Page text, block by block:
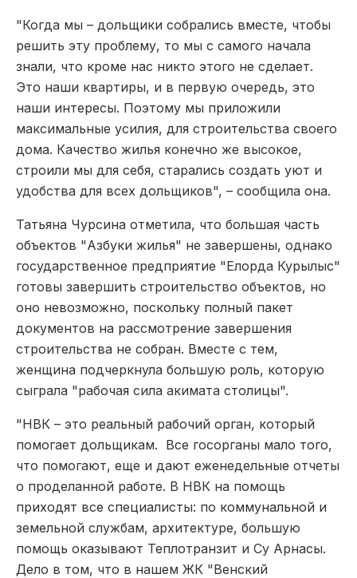
"Когда мы – дольщики собрались вместе, чтобы
решить эту проблему, то мы с самого начала
знали, что кроме нас никто этого не сделает.
Это наши квартиры, и в первую очередь, это
наши интересы. Поэтому мы приложили
максимальные усилия, для строительства своего
дома. Качество жилья конечно же высокое,
строили мы для себя, старались создать уют и
удобства для всех дольщиков", – сообщила она.
Татьяна Чурсина отметила, что большая часть
объектов "Азбуки жилья" не завершены, однако
государственное предприятие "Елорда Курылыс"
готовы завершить строительство объектов, но
оно невозможно, поскольку полный пакет
документов на рассмотрение завершения
строительства не собран. Вместе с тем,
женщина подчеркнула большую роль, которую
сыграла "рабочая сила акимата столицы".
"НВК – это реальный рабочий орган, который
помогает дольщикам. Все госорганы мало того,
что помогают, еще и дают еженедельные отчеты
о проделанной работе. В НВК на помощь
приходят все специалисты: по коммунальной и
земельной службам, архитектуре, большую
помощь оказывают Теплотранзит и Су Арнасы.
Дело в том, что в нашем ЖК "Венский